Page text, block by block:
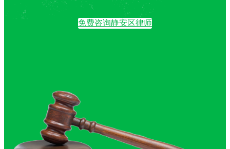
免费咨询静安区律师